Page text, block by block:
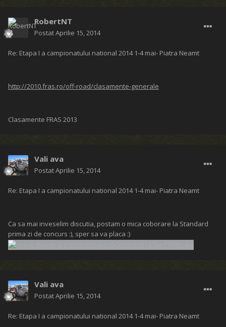
RobertNT
PostatAprilie 15, 2014
Re: Etapa I a campionatului national 2014 1-4 mai- Piatra Neamt
http://2010.fras.ro/off-road/clasamente-generale
Clasamente FRAS 2013
Vali ava
PostatAprilie 15, 2014
Re: Etapa I a campionatului national 2014 1-4 mai- Piatra Neamt
Ca sa mai inveselim discutia, postam o mica coborare la Standard
prima zi de concurs :), sper sa va placa :)
Vali ava
PostatAprilie 15, 2014
Re: Etapa I a campionatului national 2014 1-4 mai- Piatra Neamt